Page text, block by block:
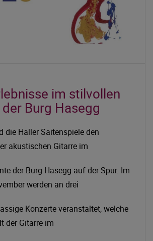
im stilvollen
Burg Hasegg
die Haller Saitenspiele den
akustischen Gitarre im
der Burg Hasegg auf der Spur. Im
werden an drei
Konzerte veranstaltet, welche
der Gitarre im